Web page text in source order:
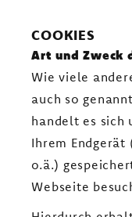
COOKIES
Art und Zweck
Wie viele
auch so
handelt es sich
Ihrem Endgerät
o.ä.)
Webseite